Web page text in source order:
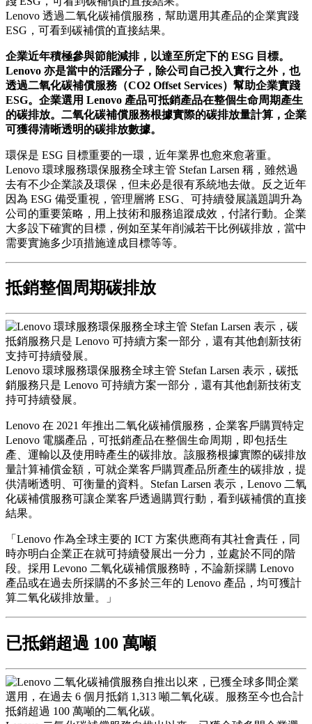
Lenovo 透過二氧化碳補償服務，幫助選用其產品的企業實踐
ESG，可看到碳補償的直接結果。
企業近年積極參與節能減排，以達至所定下的 ESG 目標。
Lenovo 亦是當中的活躍分子，除公司自己投入實行之外，也
透過二氧化碳補償服務（CO2 Offset Services）幫助企業實踐
ESG。企業選用 Lenovo 產品可抵銷產品在整個生命周期產生
的碳排放。二氧化碳補償服務根據實際的碳排放量計算，企業
可獲得清晰透明的碳排放數據。
環保是 ESG 目標重要的一環，近年業界也愈來愈著重。
Lenovo 環球服務環保服務全球主管 Stefan Larsen 稱，雖然過
去有不少企業談及環保，但未必是很有系統地去做。反之近年
因為 ESG 備受重視，管理層將 ESG、可持續發展議題調升為
公司的重要策略，用上技術和服務追蹤成效，付諸行動。企業
大多設下確實的目標，例如至某年削減若干比例碳排放，當中
需要實施多少項措施達成目標等等。
抵銷整個周期碳排放
Lenovo 環球服務環保服務全球主管 Stefan Larsen 表示，碳抵
銷服務只是 Lenovo 可持續方案一部分，還有其他創新技術支
持可持續發展。
Lenovo 在 2021 年推出二氧化碳補償服務，企業客戶購買特定
Lenovo 電腦產品，可抵銷產品在整個生命周期，即包括生
產、運輸以及使用時產生的碳排放。該服務根據實際的碳排放
量計算補償金額，可就企業客戶購買產品所產生的碳排放，提
供清晰透明、可衡量的資料。Stefan Larsen 表示，Lenovo 二氧
化碳補償服務可讓企業客戶透過購買行動，看到碳補償的直接
結果。
「Lenovo 作為全球主要的 ICT 方案供應商有其社會責任，同
時亦明白企業正在就可持續發展出一分力，並處於不同的階
段。採用 Levono 二氧化碳補償服務時，不論新採購 Lenovo
產品或在過去所採購的不多於三年的 Lenovo 產品，均可獲計
算二氧化碳排放量。」
已抵銷超過 100 萬噸